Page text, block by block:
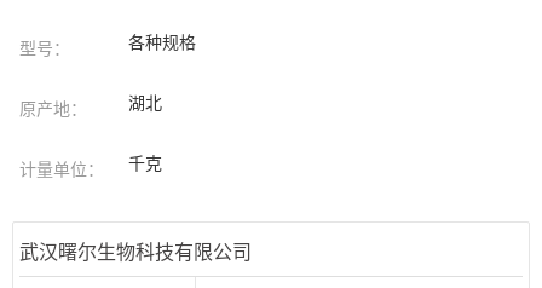
型号： 各种规格
原产地： 湖北
计量单位： 千克
武汉曙尔生物科技有限公司